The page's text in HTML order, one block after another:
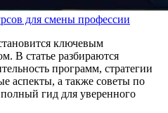
для смены профессии
ключевым
В статье разбираются
программ, стратегии
аспекты, а также советы по
гид для уверенного